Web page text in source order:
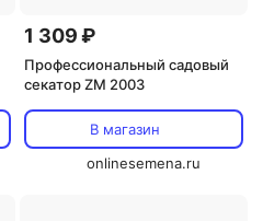
1 309 ₽
Профессиональный садовый
секатор ZM 2003
В магазин
onlinesemena.ru